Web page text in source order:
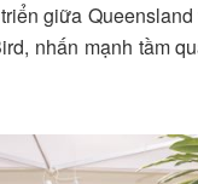
giữa
nhấn mạnh tầm